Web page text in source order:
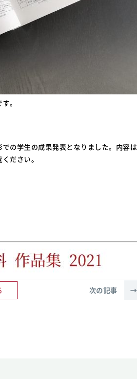
。
の学生の成果発表となりました。内容は
ださい。
次の記事 →